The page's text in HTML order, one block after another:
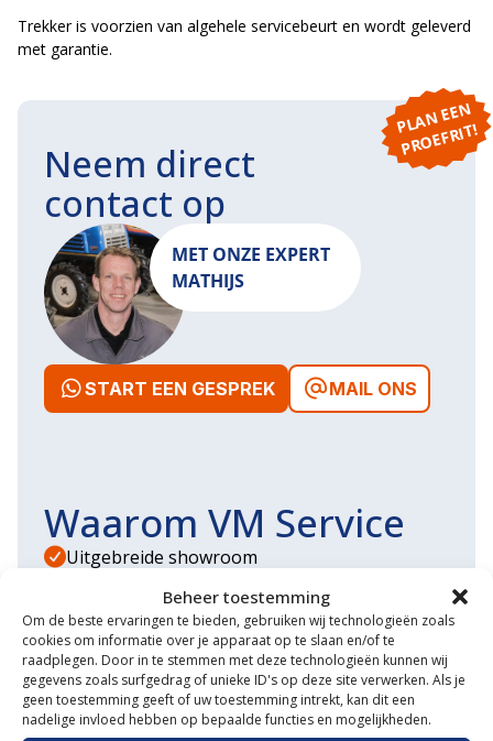
Beheer toestemming
Om de beste ervaringen te bieden, gebruiken wij technologieën zoals
cookies om informatie over je apparaat op te slaan en/of te
raadplegen. Door in te stemmen met deze technologieën kunnen wij
gegevens zoals surfgedrag of unieke ID's op deze site verwerken. Als je
geen toestemming geeft of uw toestemming intrekt, kan dit een
nadelige invloed hebben op bepaalde functies en mogelijkheden.
Trekker is voorzien van algehele servicebeurt en wordt geleverd
met garantie.
P
L
A
N
E
E
N
P
R
O
E
F
RI
T!
Neem direct
contact op
MET ONZE EXPERT
MATHIJS
START EEN GESPREK MAIL ONS
Waarom VM Service
Uitgebreide showroom
Eigen transportservice
Gespecialiseerde werkplaats
Diverse aanbouwwerktuigen
Grote voorraad minitrekkers